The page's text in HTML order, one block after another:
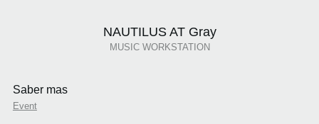
NAUTILUS AT Gray
MUSIC WORKSTATION
Saber mas
Event